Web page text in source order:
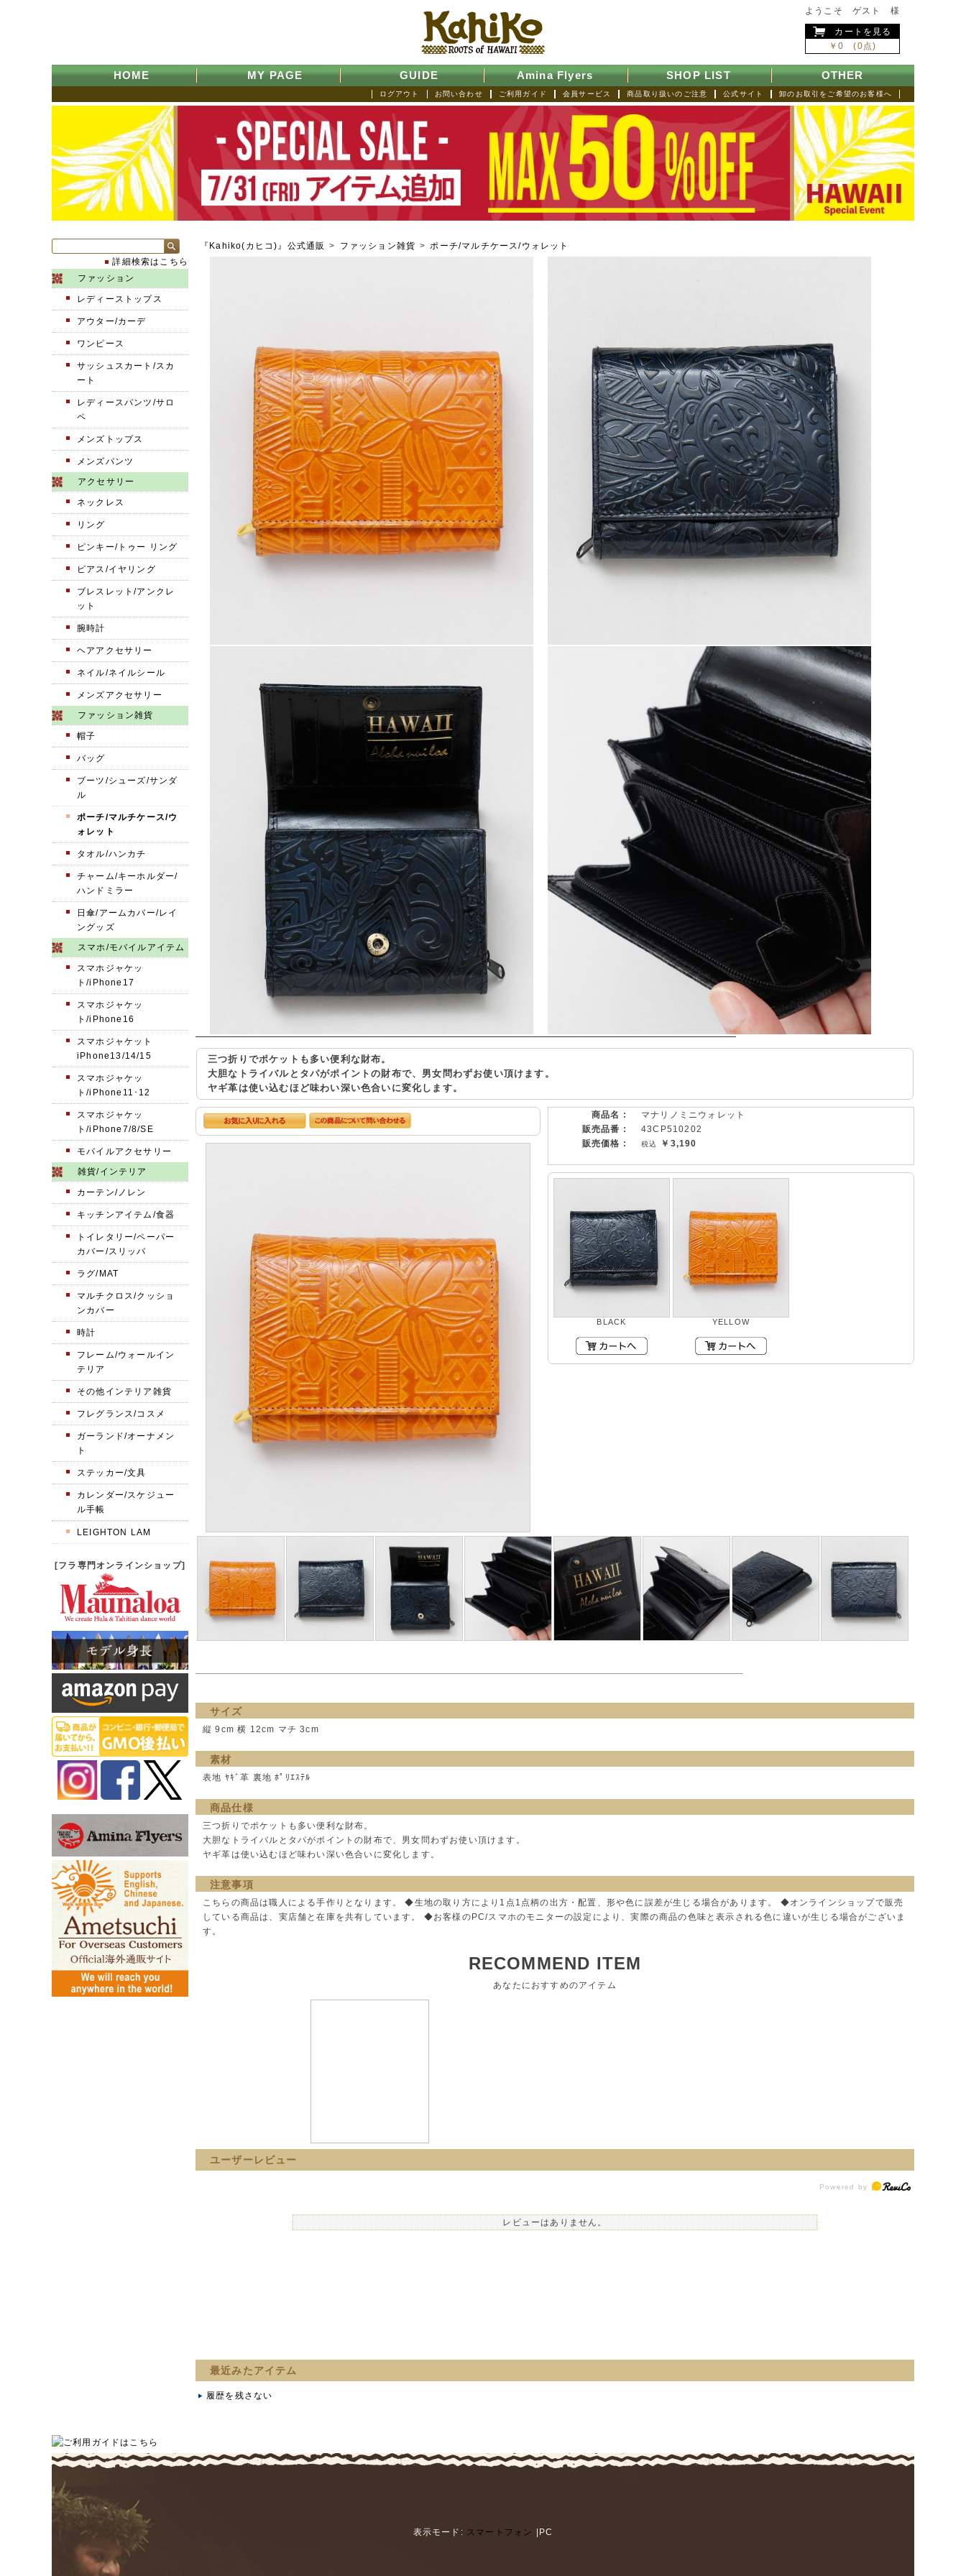
ようこそ ゲスト 様
カートを見る
￥0 (0点)
HOME MY PAGE GUIDE Amina Flyers SHOP LIST OTHER
卸のお取引をご希望のお客様へ
公式サイト
商品取り扱いのご注意
会員サービス
ご利用ガイド
お問い合わせ
ログアウト
『Kahiko(カヒコ)』公式通販 > ファッション雑貨 > ポーチ/マルチケース/ウォレット
三つ折りでポケットも多い便利な財布。
大胆なトライバルとタパがポイントの財布で、男女問わずお使い頂けます。
ヤギ革は使い込むほど味わい深い色合いに変化します。
商品名 :
マナリノミニウォレット
販売品番 :
43CP510202
販売価格 :
￥3,190
BLACK YELLOW
サイズ
縦 9cm 横 12cm マチ 3cm
素材
表地 ﾔｷﾞ革 裏地 ﾎﾟﾘｴｽﾃﾙ
商品仕様
三つ折りでポケットも多い便利な財布。
大胆なトライバルとタパがポイントの財布で、男女問わずお使い頂けます。
ヤギ革は使い込むほど味わい深い色合いに変化します。
注意事項
こちらの商品は職人による手作りとなります。 ◆生地の取り方により1点1点柄の出方・配置、形や色に誤差が生じる場合があります。 ◆オンラインショップで販売
している商品は、実店舗と在庫を共有しています。 ◆お客様のPC/スマホのモニターの設定により、実際の商品の色味と表示される色に違いが生じる場合がございま
す。
RECOMMEND ITEM
あなたにおすすめのアイテム
ユーザーレビュー
レビューはありません。
最近みたアイテム
履歴を残さない
詳細検索はこちら
ファッション
レディーストップス
アウター/カーデ
ワンピース
サッシュスカート/スカ
ート
レディースパンツ/サロ
ペ
メンズトップス
メンズパンツ
アクセサリー
ネックレス
リング
ピンキー/トゥー リング
ピアス/イヤリング
ブレスレット/アンクレ
ット
腕時計
ヘアアクセサリー
ネイル/ネイルシール
メンズアクセサリー
ファッション雑貨
帽子
バッグ
ブーツ/シューズ/サンダ
ル
ポーチ/マルチケース/ウ
ォレット
タオル/ハンカチ
チャーム/キーホルダー/
ハンドミラー
日傘/アームカバー/レイ
ングッズ
スマホ/モバイルアイテム
スマホジャケッ
ト/iPhone17
スマホジャケッ
ト/iPhone16
スマホジャケット
iPhone13/14/15
スマホジャケッ
ト/iPhone11･12
スマホジャケッ
ト/iPhone7/8/SE
モバイルアクセサリー
雑貨/インテリア
カーテン/ノレン
キッチンアイテム/食器
トイレタリー/ペーパー
カバー/スリッパ
ラグ/MAT
マルチクロス/クッショ
ンカバー
時計
フレーム/ウォールイン
テリア
その他インテリア雑貨
フレグランス/コスメ
ガーランド/オーナメン
ト
ステッカー/文具
カレンダー/スケジュー
ル手帳
LEIGHTON LAM
[フラ専門オンラインショップ]
表示モード: スマートフォン |PC